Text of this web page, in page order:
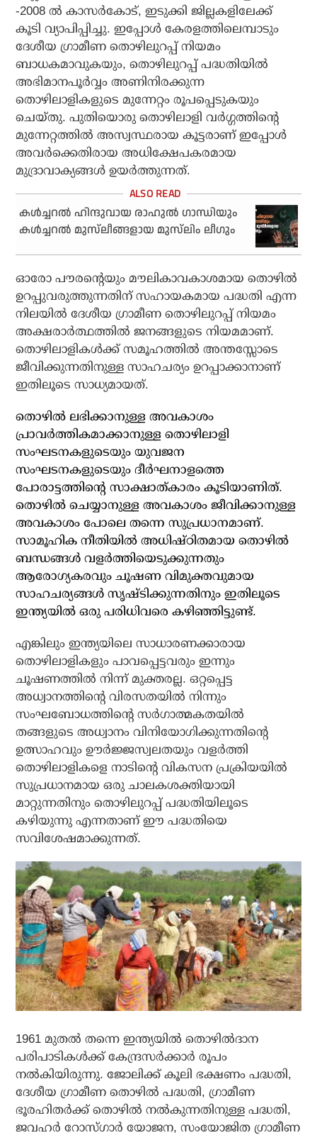
-2008 ല്‍ കാസര്‍കോട്, ഇടുക്കി ജില്ലകളിലേക്ക്
കൂടി വ്യാപിപ്പിച്ചു. ഇപ്പോള്‍ കേരളത്തിലെമ്പാടും
ദേശീയ ഗ്രാമീണ തൊഴിലുറപ്പ് നിയമം
ബാധകമാവുകയും, തൊഴിലുറപ്പ് പദ്ധതിയില്‍
അഭിമാനപൂര്‍വ്വം അണിനിരക്കുന്ന
തൊഴിലാളികളുടെ മുന്നേറ്റം രൂപപ്പെടുകയും
ചെയ്തു. പുതിയൊരു തൊഴിലാളി വര്‍ഗ്ഗത്തിന്റെ
മുന്നേറ്റത്തില്‍ അസ്വസ്ഥരായ കൂട്ടരാണ് ഇപ്പോള്‍
അവര്‍ക്കെതിരായ അധിക്ഷേപകരമായ
മുദ്രാവാക്യങ്ങള്‍ ഉയര്‍ത്തുന്നത്.
കള്‍ച്ചറല്‍ ഹിന്ദുവായ രാഹുല്‍ ഗാന്ധിയും
കള്‍ച്ചറല്‍ മുസ്‌ലീങ്ങളായ മുസ്‌ലിം ലീഗും
ഓരോ പൗരന്റെയും മൗലികാവകാശമായ തൊഴില്‍
ഉറപ്പുവരുത്തുന്നതിന് സഹായകമായ പദ്ധതി എന്ന
നിലയില്‍ ദേശീയ ഗ്രാമീണ തൊഴിലുറപ്പ് നിയമം
അക്ഷരാര്‍ത്ഥത്തില്‍ ജനങ്ങളുടെ നിയമമാണ്.
തൊഴിലാളികള്‍ക്ക് സമൂഹത്തില്‍ അന്തസ്സോടെ
ജീവിക്കുന്നതിനുള്ള സാഹചര്യം ഉറപ്പാക്കാനാണ്
ഇതിലൂടെ സാധ്യമായത്.
തൊഴില്‍ ലഭിക്കാനുള്ള അവകാശം
പ്രാവര്‍ത്തികമാക്കാനുള്ള തൊഴിലാളി
സംഘടനകളുടെയും യുവജന
സംഘടനകളുടെയും ദീര്‍ഘനാളത്തെ
പോരാട്ടത്തിന്റെ സാക്ഷാത്കാരം കൂടിയാണിത്.
തൊഴില്‍ ചെയ്യാനുള്ള അവകാശം ജീവിക്കാനുള്ള
അവകാശം പോലെ തന്നെ സുപ്രധാനമാണ്.
സാമൂഹിക നീതിയില്‍ അധിഷ്ഠിതമായ തൊഴില്‍
ബന്ധങ്ങള്‍ വളര്‍ത്തിയെടുക്കുന്നതും
ആരോഗ്യകരവും ചൂഷണ വിമുക്തവുമായ
സാഹചര്യങ്ങള്‍ സൃഷ്ടിക്കുന്നതിനും ഇതിലൂടെ
ഇന്ത്യയില്‍ ഒരു പരിധിവരെ കഴിഞ്ഞിട്ടുണ്ട്.
എങ്കിലും ഇന്ത്യയിലെ സാധാരണക്കാരായ
തൊഴിലാളികളും പാവപ്പെട്ടവരും ഇന്നും
ചൂഷണത്തില്‍ നിന്ന് മുക്തരല്ല. ഒറ്റപ്പെട്ട
അധ്വാനത്തിന്റെ വിരസതയില്‍ നിന്നും
സംഘബോധത്തിന്റെ സര്‍ഗാത്മകതയില്‍
തങ്ങളുടെ അധ്വാനം വിനിയോഗിക്കുന്നതിന്റെ
ഉത്സാഹവും ഊര്‍ജ്ജസ്വലതയും വളര്‍ത്തി
തൊഴിലാളികളെ നാടിന്റെ വികസന പ്രക്രിയയില്‍
സുപ്രധാനമായ ഒരു ചാലകശക്തിയായി
മാറ്റുന്നതിനും തൊഴിലുറപ്പ് പദ്ധതിയിലൂടെ
കഴിയുന്നു എന്നതാണ് ഈ പദ്ധതിയെ
സവിശേഷമാക്കുന്നത്.
1961 മുതല്‍ തന്നെ ഇന്ത്യയില്‍ തൊഴില്‍ദാന
പരിപാടികള്‍ക്ക് കേന്ദ്രസര്‍ക്കാര്‍ രൂപം
നല്‍കിയിരുന്നു. ജോലിക്ക് കൂലി ഭക്ഷണം പദ്ധതി,
ദേശീയ ഗ്രാമീണ തൊഴില്‍ പദ്ധതി, ഗ്രാമീണ
ഭൂരഹിതര്‍ക്ക് തൊഴില്‍ നല്‍കുന്നതിനുള്ള പദ്ധതി,
ജവഹര്‍ റോസ്ഗാര്‍ യോജന, സംയോജിത ഗ്രാമീണ